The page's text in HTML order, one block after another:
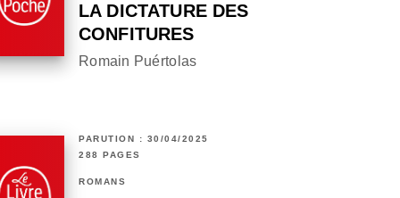
LA DICTATURE DES
CONFITURES
Romain Puértolas
PARUTION : 30/04/2025
288 PAGES
ROMANS